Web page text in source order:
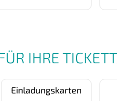
IHRE
Einladungskarten